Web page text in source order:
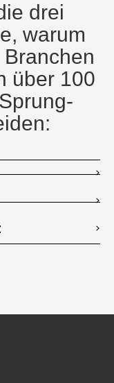
drei
warum
über 100